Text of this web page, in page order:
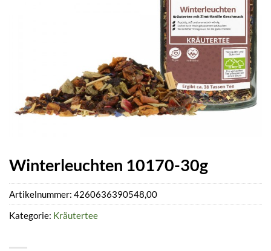
Winterleuchten 10170-30g
Artikelnummer: 4260636390548,00
Kategorie: Kräutertee